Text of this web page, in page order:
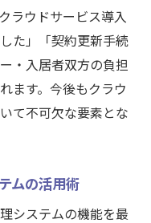
ラウドサービス導入
た」「契約更新手続
・入居者双方の負担
ます。今後もクラウ
て不可欠な要素とな
ムの活用術
システムの機能を最